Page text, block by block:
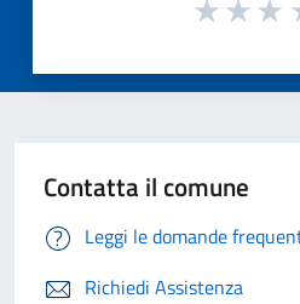
Contatta il comune
Leggi le domande
Richiedi Assistenza